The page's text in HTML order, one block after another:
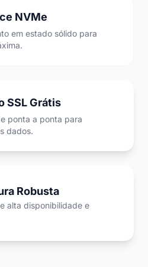
NVMe
em estado sólido para
SSL Grátis
ponta a ponta para
dados.
Robusta
alta disponibilidade e